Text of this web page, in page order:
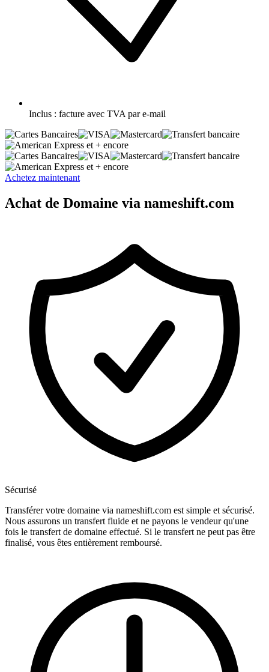
Inclus : facture avec TVA par e-mail
et + encore
et + encore
Achetez maintenant
Achat de Domaine via nameshift.com
Sécurisé
Transférer votre domaine via nameshift.com est simple et sécurisé.
Nous assurons un transfert fluide et ne payons le vendeur qu'une
fois le transfert de domaine effectué. Si le transfert ne peut pas être
finalisé, vous êtes entièrement remboursé.